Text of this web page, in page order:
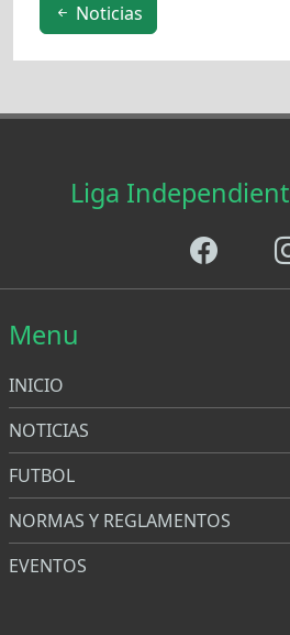
Noticias
Liga
Menu
INICIO
NOTICIAS
FUTBOL
NORMAS Y REGLAMENTOS
EVENTOS